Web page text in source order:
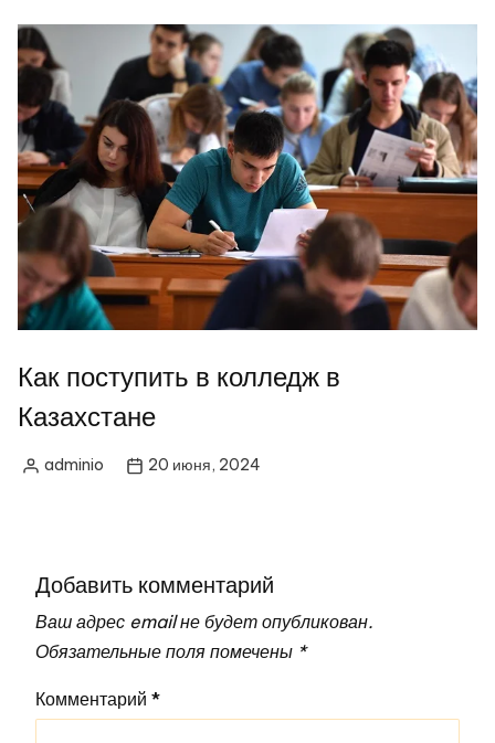
Как поступить в колледж в
Казахстане
Опубликовано
adminio 20 июня, 2024
Добавить комментарий
Ваш адрес email не будет опубликован.
Обязательные поля помечены *
Комментарий *